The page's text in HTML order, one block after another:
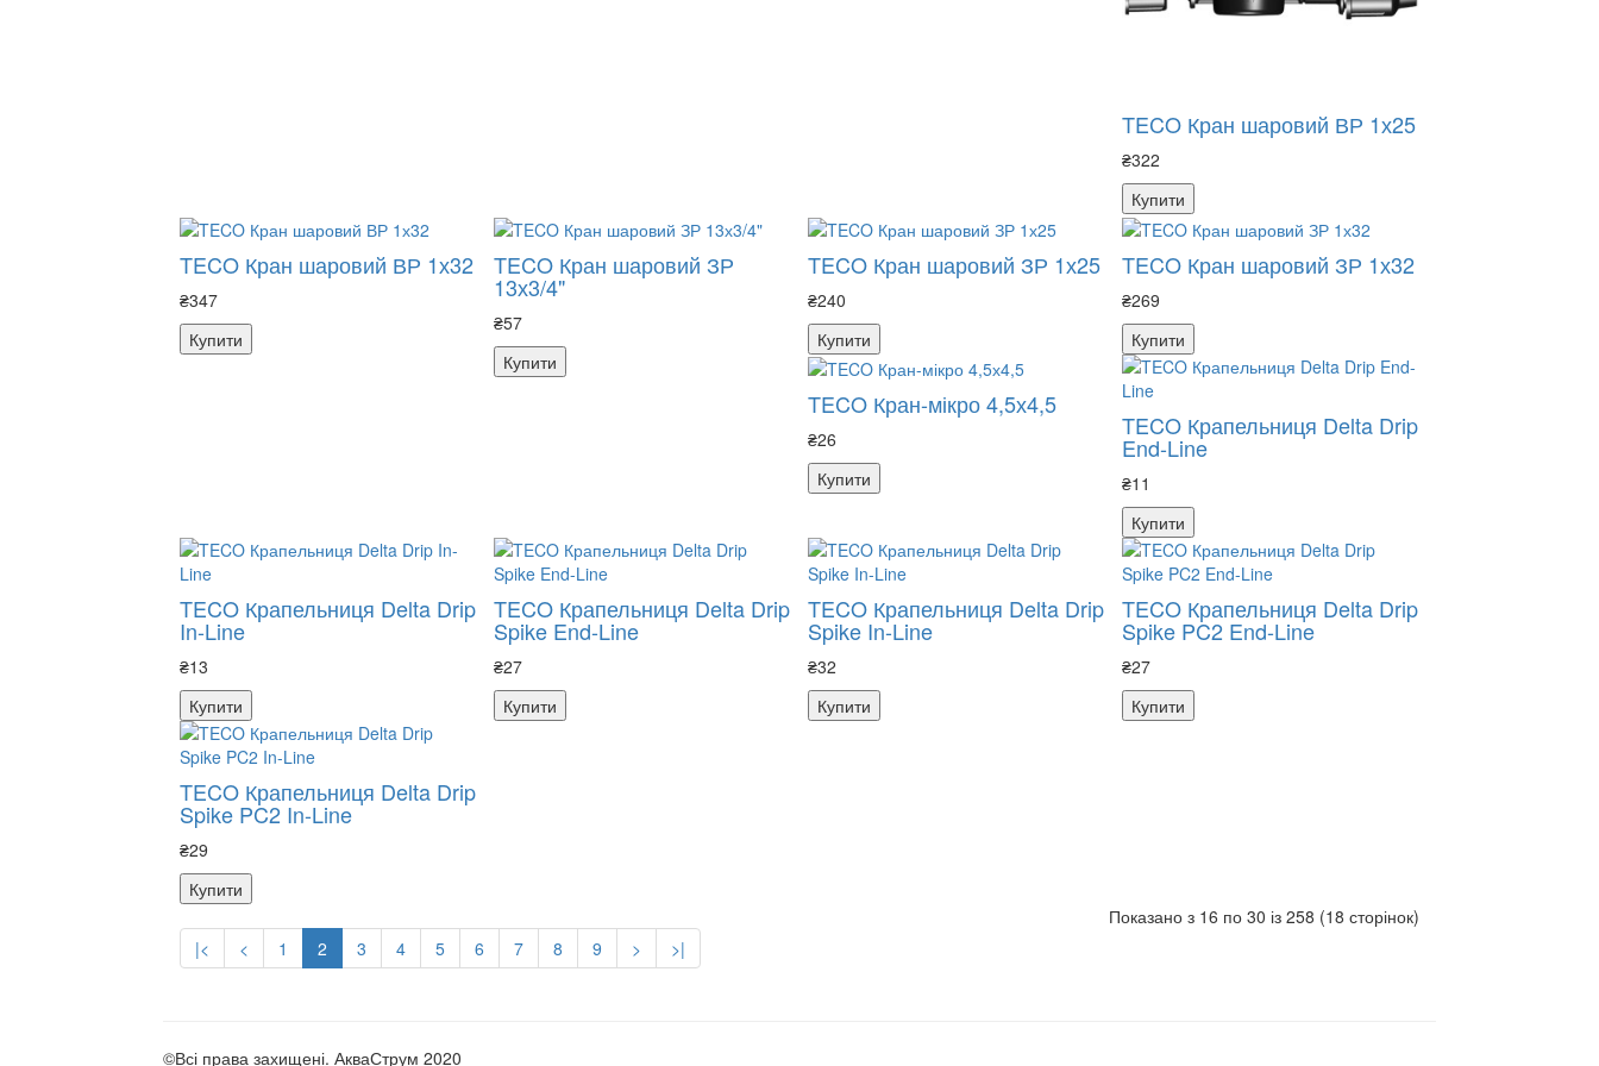
TECO Кран шаровий ВР 1х25
₴322
Купити
TECO Кран шаровий ВР 1х32
₴347
Купити
TECO Кран шаровий ЗР
13х3/4"
₴57
Купити
TECO Кран шаровий ЗР 1х25
₴240
Купити
TECO Кран шаровий ЗР 1х32
₴269
Купити
TECO Кран-мікро 4,5х4,5
₴26
Купити
TECO Крапельниця Delta Drip
End-Line
₴11
Купити
TECO Крапельниця Delta Drip
In-Line
₴13
Купити
TECO Крапельниця Delta Drip
Spike End-Line
₴27
Купити
TECO Крапельниця Delta Drip
Spike In-Line
₴32
Купити
TECO Крапельниця Delta Drip
Spike PC2 End-Line
₴27
Купити
TECO Крапельниця Delta Drip
Spike PC2 In-Line
₴29
Купити
|< < 1 2 3 4 5 6 7 8 9 > >|
Показано з 16 по 30 із 258 (18 сторінок)
©Всі права захищені. АкваСтрум 2020